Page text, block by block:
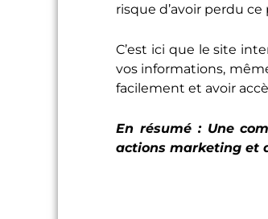
risque d’avoir perdu
C’est ici que le site
vos informations,
facilement et avoir
En résumé : Une
actions marketing et